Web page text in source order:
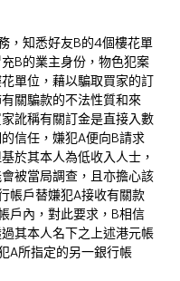
，知悉好友B的4個樓花單
B的業主身份，物色犯案
單位，藉以騙取買家的訂
關騙款的不法性質和來
訛稱有關訂金是直接入數
信任，嫌犯A便向B請求
於其本人為低收入人士，
被當局調查，且亦擔心該
帳戶替嫌犯A接收有關款
戶內，對此要求，B相信
其本人名下之上述港元帳
A所指定的另一銀行帳